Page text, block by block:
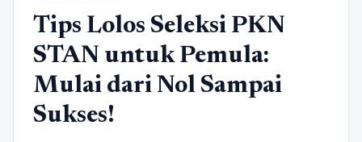
Tips Lolos Seleksi PKN
STAN untuk Pemula:
Mulai dari Nol Sampai
Sukses!